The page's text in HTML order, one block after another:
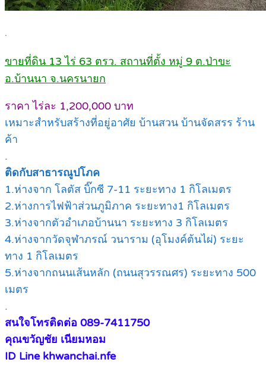
.
ขายที่ดิน 13 ไร่ 63 ตรว. สถานที่ตั้ง หมู่ 9 ต.ป่าขะ
อ.บ้านนา จ.นครนายก
ราคา ไร่ละ 1,200,000 บาท
เหมาะสำหรับสร้างที่อยู่อาศัย บ้านสวน บ้านจัดสรร ร้าน
ค้า
.
ติดกับสาธารณูปโภค
1.ห่างจาก โลตัส บิ๊กซี 7-11 ระยะทาง 1 กิโลเมตร
2.ห่างการไฟฟ้าส่วนภูมิภาค ระยะทาง1 กิโลเมตร
3.ห่างจากตัวอำเภอบ้านนา ระยะทาง 3 กิโลเมตร
4.ห่างจากวัดจุฬาภรณ์ วนาราม (อุโมงค์ต้นไผ่) ระยะ
ทาง 1 กิโลเมตร
5.ห่างจากถนนเส้นหลัก (ถนนสุวรรณศร) ระยะทาง 500
เมตร
.
สนใจโทรติดต่อ 089-7411750
คุณขวัญชัย เนียมหอม
ID Line khwanchai.nfe